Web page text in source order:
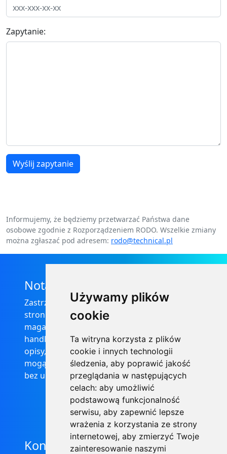
Używamy plików
cookie
Ta witryna korzysta z plików
cookie i innych technologii
śledzenia, aby poprawić jakość
przeglądania w następujących
celach: aby umożliwić
podstawową funkcjonalność
serwisu, aby zapewnić lepsze
wrażenia z korzystania ze strony
internetowej, aby zmierzyć Twoje
zainteresowanie naszymi
Zapytanie:
Wyślij zapytanie
Informujemy, że będziemy przetwarzać Państwa dane
osobowe zgodnie z Rozporządzeniem RODO. Wszelkie zmiany
można zgłaszać pod adresem: rodo@technical.pl
Nota prawna
Zastrzega się, że informacje zamieszczone na
stronie internetowej https://informator-
magazynowy.technical.pl/ nie stanowią oferty
handlowej w rozumieniu prawa, ponadto
opisy, dane techniczne i pozostałe informacje
mogą ulec zmianie bez podania przyczyny i
bez uprzedzenia.
Kontakt